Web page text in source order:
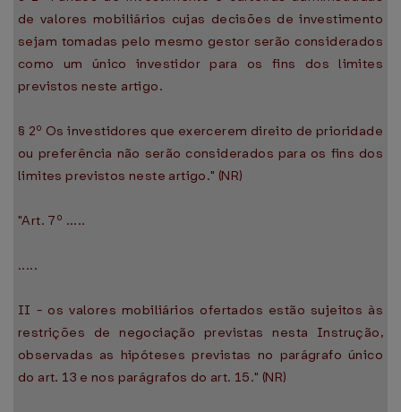
de valores mobiliários cujas decisões de investimento
sejam tomadas pelo mesmo gestor serão considerados
como um único investidor para os fins dos limites
previstos neste artigo.
§ 2º Os investidores que exercerem direito de prioridade
ou preferência não serão considerados para os fins dos
limites previstos neste artigo." (NR)
"Art. 7º .....
.....
II - os valores mobiliários ofertados estão sujeitos às
restrições de negociação previstas nesta Instrução,
observadas as hipóteses previstas no parágrafo único
do art. 13 e nos parágrafos do art. 15." (NR)